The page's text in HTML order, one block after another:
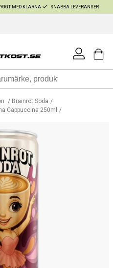
MED KLARNA SNABBA LEVERANSER
Brainrot Soda
Cappuccina 250ml